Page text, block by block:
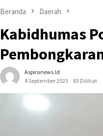
Beranda Daerah
Kabidhumas
Aspiranews.id
4 September 2023
83 Dilihat